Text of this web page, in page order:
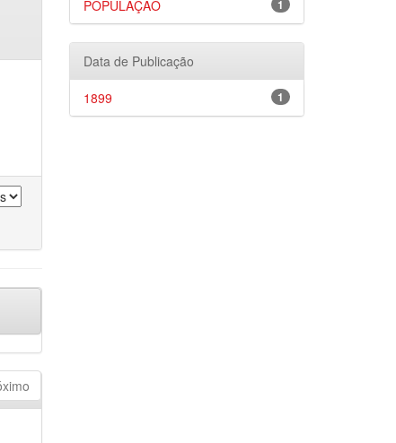
1
POPULAÇÃO
Data de Publicação
1
1899